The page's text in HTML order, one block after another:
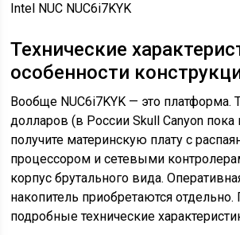
Intel NUC NUC6i7KYK
Технические
особенности
Вообще NUC6i7KYK — это платформа.
долларов (в России Skull Canyon пока
получите материнскую плату с
процессором и сетевыми
корпус брутального вида.
накопитель приобретаются
подробные технические